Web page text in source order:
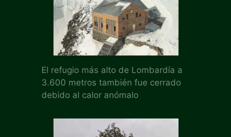
El refugio más alto de Lombardía a
3.600 metros también fue cerrado
debido al calor anómalo